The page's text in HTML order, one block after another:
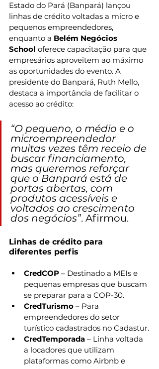
Estado do Pará (Banpará) lançou
linhas de crédito voltadas a micro e
pequenos empreendedores,
enquanto a Belém Negócios
School oferece capacitação para que
empresários aproveitem ao máximo
as oportunidades do evento. A
presidente do Banpará, Ruth Mello,
destaca a importância de facilitar o
acesso ao crédito:
“O pequeno, o médio e o
microempreendedor
muitas vezes têm receio de
buscar financiamento,
mas queremos reforçar
que o Banpará está de
portas abertas, com
produtos acessíveis e
voltados ao crescimento
dos negócios”. Afirmou.
Linhas de crédito para
diferentes perfis
CredCOP – Destinado a MEIs e
pequenas empresas que buscam
se preparar para a COP-30.
CredTurismo – Para
empreendedores do setor
turístico cadastrados no Cadastur.
CredTemporada – Linha voltada
a locadores que utilizam
plataformas como Airbnb e